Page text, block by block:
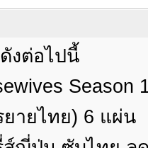
งต่อไปนี้
ายไทย) 6 แผ่น